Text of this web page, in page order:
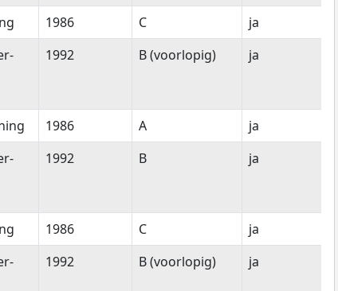
1986 C
ja
1992 B (voorlopig) ja
1986 A
ja
1992 B ja
1986 C
ja
1992 B (voorlopig) ja